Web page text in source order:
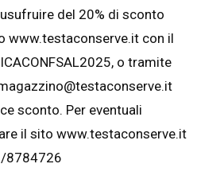
del 20% di sconto
www.testaconserve.it con il
o tramite
sconto. Per eventuali
il sito www.testaconserve.it
8784726